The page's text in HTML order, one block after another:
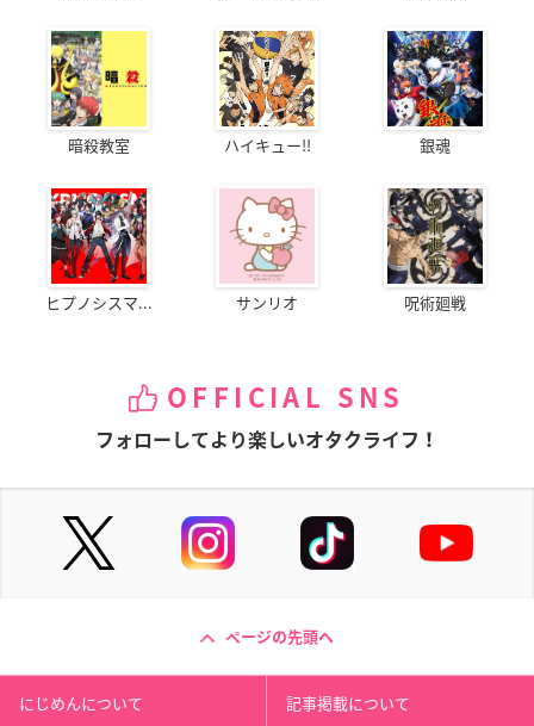
暗殺教室 ハイキュー!! 銀魂
ヒプノシスマ... サンリオ 呪術廻戦
OFFICIAL SNS
フォローしてより楽しいオタクライフ！
ページの先頭へ
にじめんについて 記事掲載について